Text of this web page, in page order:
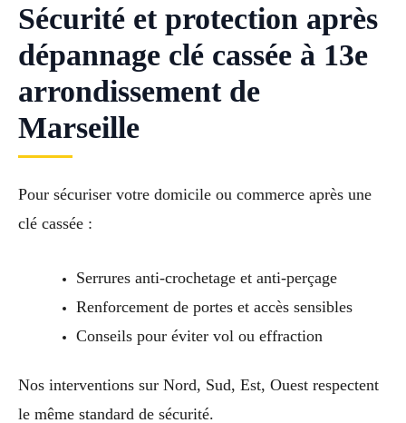
Sécurité et protection après
dépannage clé cassée à 13e
arrondissement de
Marseille
Pour sécuriser votre domicile ou commerce après une
clé cassée :
Serrures anti-crochetage et anti-perçage
Renforcement de portes et accès sensibles
Conseils pour éviter vol ou effraction
Nos interventions sur Nord, Sud, Est, Ouest respectent
le même standard de sécurité.